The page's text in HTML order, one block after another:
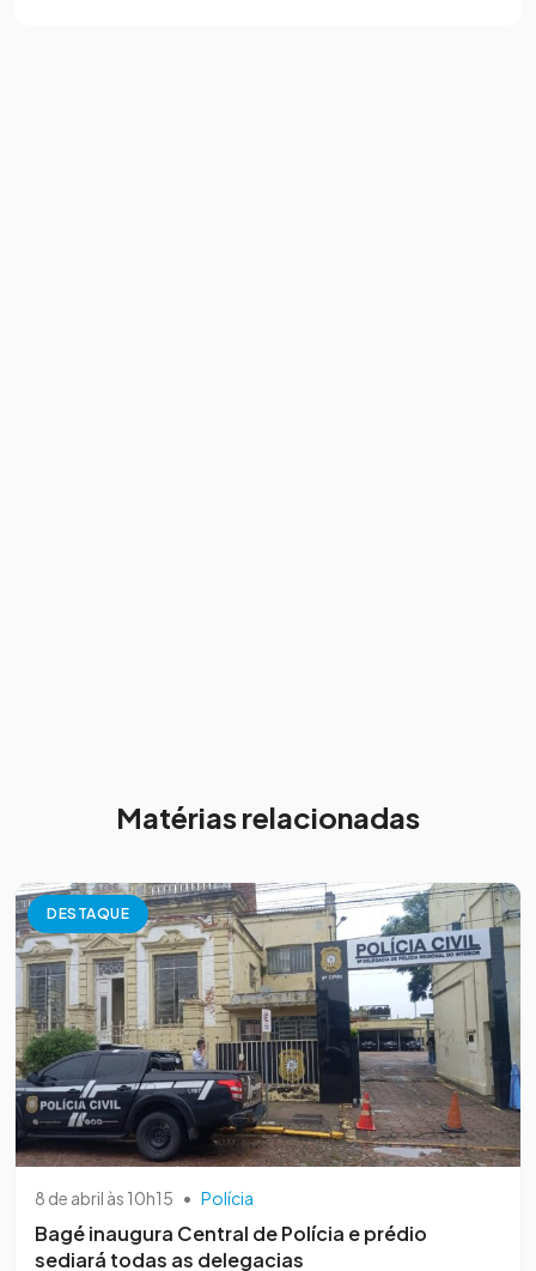
Matérias relacionadas
DESTAQUE
8 de abril às 10h15 • Polícia
Bagé inaugura Central de Polícia e prédio
sediará todas as delegacias